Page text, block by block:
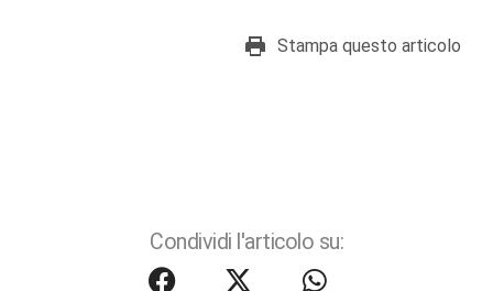
Stampa questo articolo
Condividi l'articolo su: